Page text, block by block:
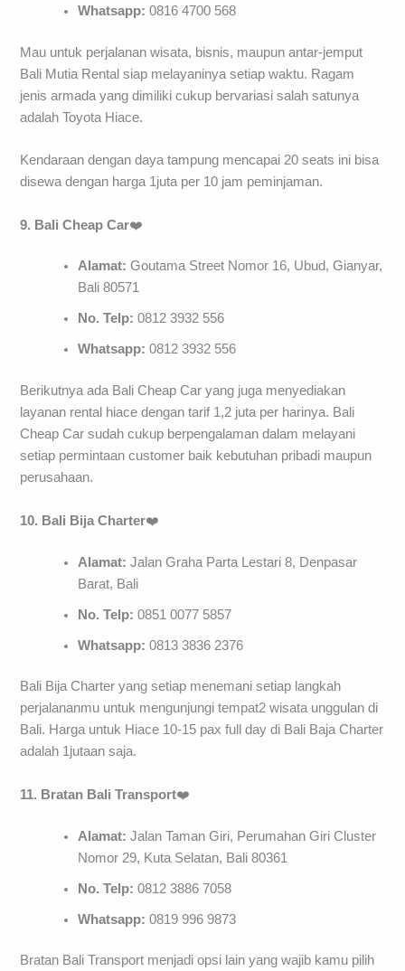
Whatsapp: 0816 4700 568
Mau untuk perjalanan wisata, bisnis, maupun antar-jemput
Bali Mutia Rental siap melayaninya setiap waktu. Ragam
jenis armada yang dimiliki cukup bervariasi salah satunya
adalah Toyota Hiace.
Kendaraan dengan daya tampung mencapai 20 seats ini bisa
disewa dengan harga 1juta per 10 jam peminjaman.
9. Bali Cheap Car❤️
Alamat: Goutama Street Nomor 16, Ubud, Gianyar,
Bali 80571
No. Telp: 0812 3932 556
Whatsapp: 0812 3932 556
Berikutnya ada Bali Cheap Car yang juga menyediakan
layanan rental hiace dengan tarif 1,2 juta per harinya. Bali
Cheap Car sudah cukup berpengalaman dalam melayani
setiap permintaan customer baik kebutuhan pribadi maupun
perusahaan.
10. Bali Bija Charter❤️
Alamat: Jalan Graha Parta Lestari 8, Denpasar
Barat, Bali
No. Telp: 0851 0077 5857
Whatsapp: 0813 3836 2376
Bali Bija Charter yang setiap menemani setiap langkah
perjalananmu untuk mengunjungi tempat2 wisata unggulan di
Bali. Harga untuk Hiace 10-15 pax full day di Bali Baja Charter
adalah 1jutaan saja.
11. Bratan Bali Transport❤️
Alamat: Jalan Taman Giri, Perumahan Giri Cluster
Nomor 29, Kuta Selatan, Bali 80361
No. Telp: 0812 3886 7058
Whatsapp: 0819 996 9873
Bratan Bali Transport menjadi opsi lain yang wajib kamu pilih